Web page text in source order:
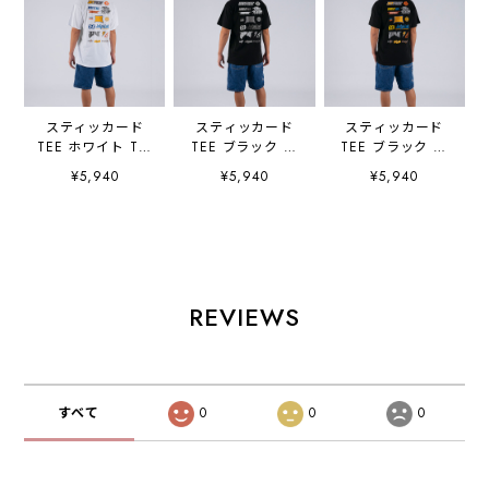
スティッカード
TEE ホワイト Tシ
ャツ 半袖
W26602
¥5,940
スティッカード
TEE ブラック ホ
ワイト Tシャツ 半
袖 W26602
¥5,940
スティッカード
TEE ブラック マ
ルチ Tシャツ 半袖
W26602
¥5,940
REVIEWS
すべて 0 0 0